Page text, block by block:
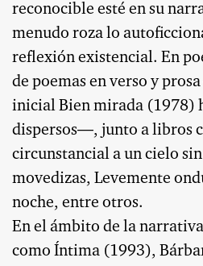
reconocible esté en su
menudo roza lo
reflexión existencial. En
de poemas en verso y
inicial Bien mirada (1978)
dispersos—, junto a libros
circunstancial a un cielo
movedizas, Levemente
noche, entre otros.
En el ámbito de la
como Íntima (1993),